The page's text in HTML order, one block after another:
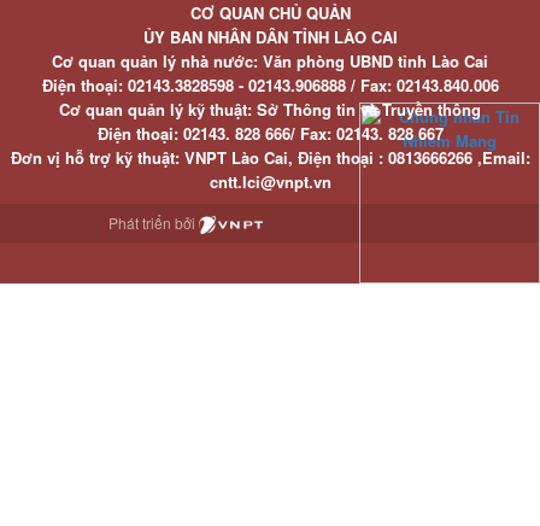
CƠ QUAN CHỦ QUẢN
ỦY BAN NHÂN DÂN TỈNH LÀO CAI
Cơ quan quản lý nhà nước: Văn phòng UBND tỉnh Lào Cai
Điện thoại:02143.3828598 - 02143.906888 / Fax:02143.840.006
Cơ quan quản lý kỹ thuật: Sở Thông tin và Truyền thông
Điện thoại:02143. 828 666/ Fax:02143. 828 667
Đơn vị hỗ trợ kỹ thuật: VNPT Lào Cai, Điện thoại : 0813666266 ,Email:
cntt.lci@vnpt.vn
Phát triển bởi